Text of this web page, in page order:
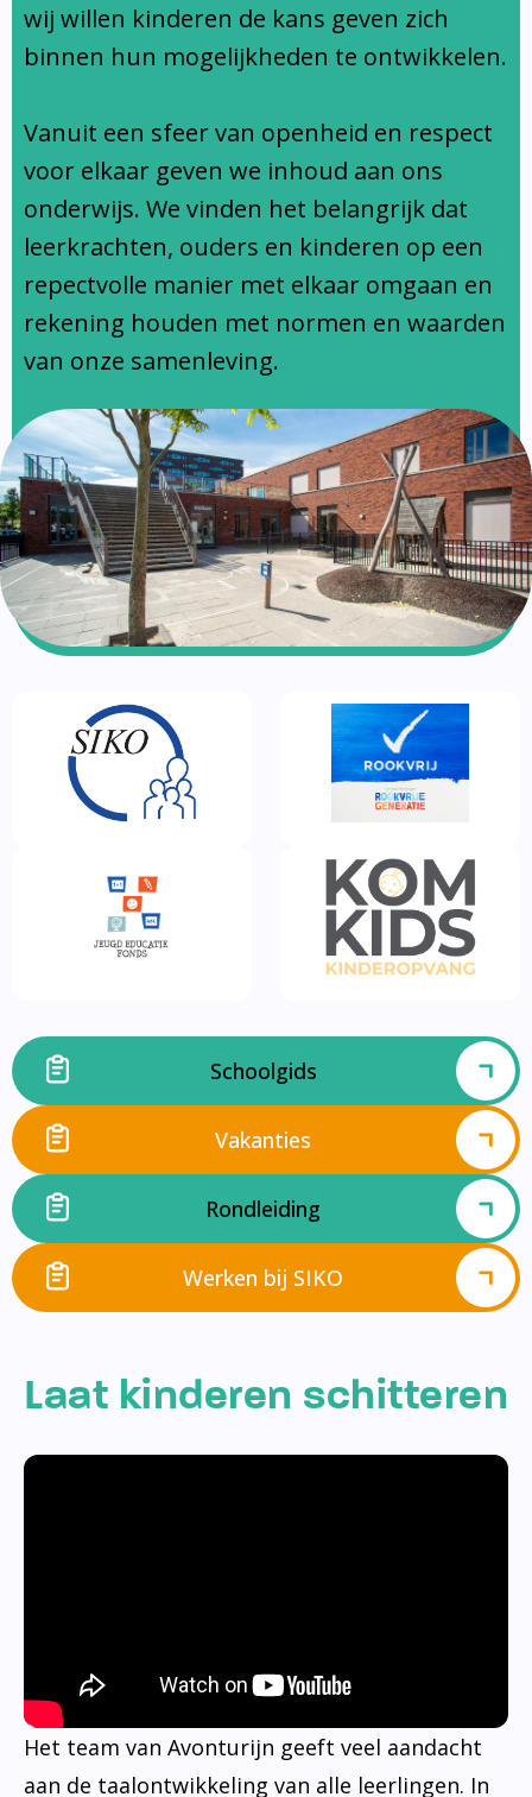
Ondersteuningsprofiel
wij willen kinderen de kans geven zich
binnen hun mogelijkheden te ontwikkelen.
Vanuit een sfeer van openheid en respect
voor elkaar geven we inhoud aan ons
onderwijs. We vinden het belangrijk dat
leerkrachten, ouders en kinderen op een
repectvolle manier met elkaar omgaan en
rekening houden met normen en waarden
van onze samenleving.
Schoolgids
Vakanties
Rondleiding
Werken bij SIKO
Laat kinderen schitteren
Het team van Avonturijn geeft veel aandacht
aan de taalontwikkeling van alle leerlingen. In